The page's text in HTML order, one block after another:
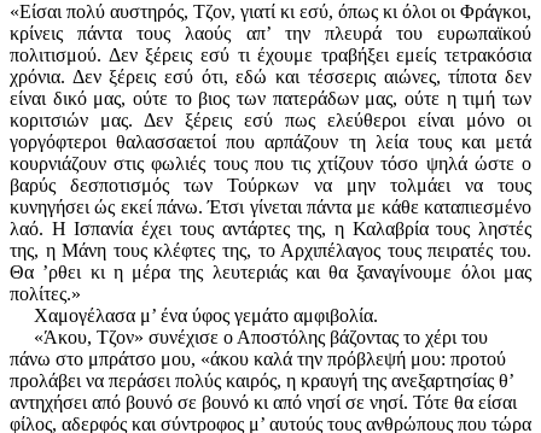
«Είσαι πολύ αυστηρός, Τζον, γιατί κι εσύ, όπως κι όλοι οι Φράγκοι,
κρίνεις πάντα τους λαούς απ’ την πλευρά του ευρωπαϊκού
πολιτισμού. Δεν ξέρεις εσύ τι έχουμε τραβήξει εμείς τετρακόσια
χρόνια. Δεν ξέρεις εσύ ότι, εδώ και τέσσερις αιώνες, τίποτα δεν
είναι δικό μας, ούτε το βιος των πατεράδων μας, ούτε η τιμή των
κοριτσιών μας. Δεν ξέρεις εσύ πως ελεύθεροι είναι μόνο οι
γοργόφτεροι θαλασσαετοί που αρπάζουν τη λεία τους και μετά
κουρνιάζουν στις φωλιές τους που τις χτίζουν τόσο ψηλά ώστε ο
βαρύς δεσποτισμός των Τούρκων να μην τολμάει να τους
κυνηγήσει ώς εκεί πάνω. Έτσι γίνεται πάντα με κάθε καταπιεσμένο
λαό. Η Ισπανία έχει τους αντάρτες της, η Καλαβρία τους ληστές
της, η Μάνη τους κλέφτες της, το Αρχιπέλαγος τους πειρατές του.
Θα ’ρθει κι η μέρα της λευτεριάς και θα ξαναγίνουμε όλοι μας
πολίτες.»
Χαμογέλασα μ’ ένα ύφος γεμάτο αμφιβολία.
«Άκου, Τζον» συνέχισε ο Αποστόλης βάζοντας το χέρι του
πάνω στο μπράτσο μου, «άκου καλά την πρόβλεψή μου: προτού
προλάβει να περάσει πολύς καιρός, η κραυγή της ανεξαρτησίας θ’
αντηχήσει από βουνό σε βουνό κι από νησί σε νησί. Τότε θα είσαι
φίλος, αδερφός και σύντροφος μ’ αυτούς τους ανθρώπους που τώρα